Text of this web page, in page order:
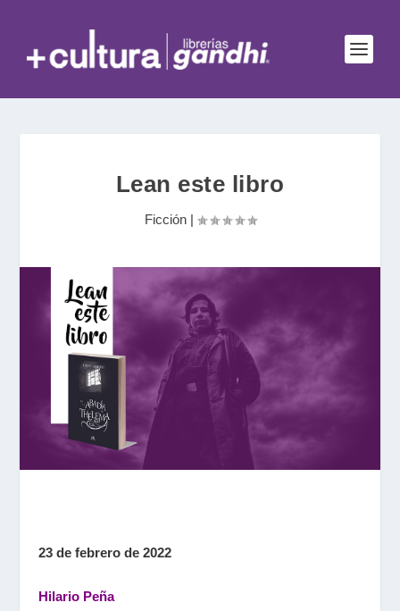
Lean este libro
Ficción|
23 de febrero de 2022
Hilario Peña